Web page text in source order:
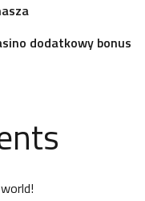
dodatkowy bonus